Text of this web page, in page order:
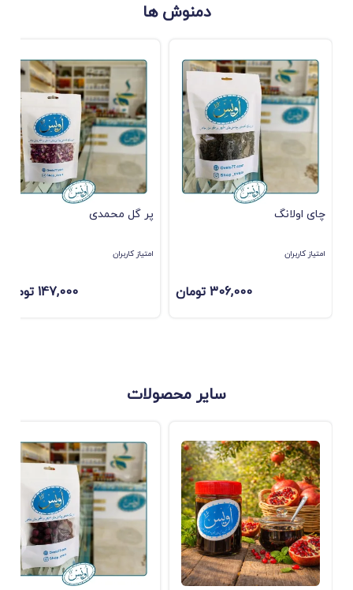
دمنوش ها
چای اولانگ
امتیاز کاربران
306,000 تومان
پر گل محمدی
امتیاز کاربران
147,000 تومان
سایر محصولات